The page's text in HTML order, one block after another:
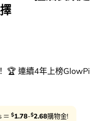
🏆 連續4年上榜GlowPi
＝ $1.78-$2.68購物金!